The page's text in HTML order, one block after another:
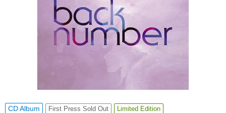
CD Album First Press Sold Out Limited Edition